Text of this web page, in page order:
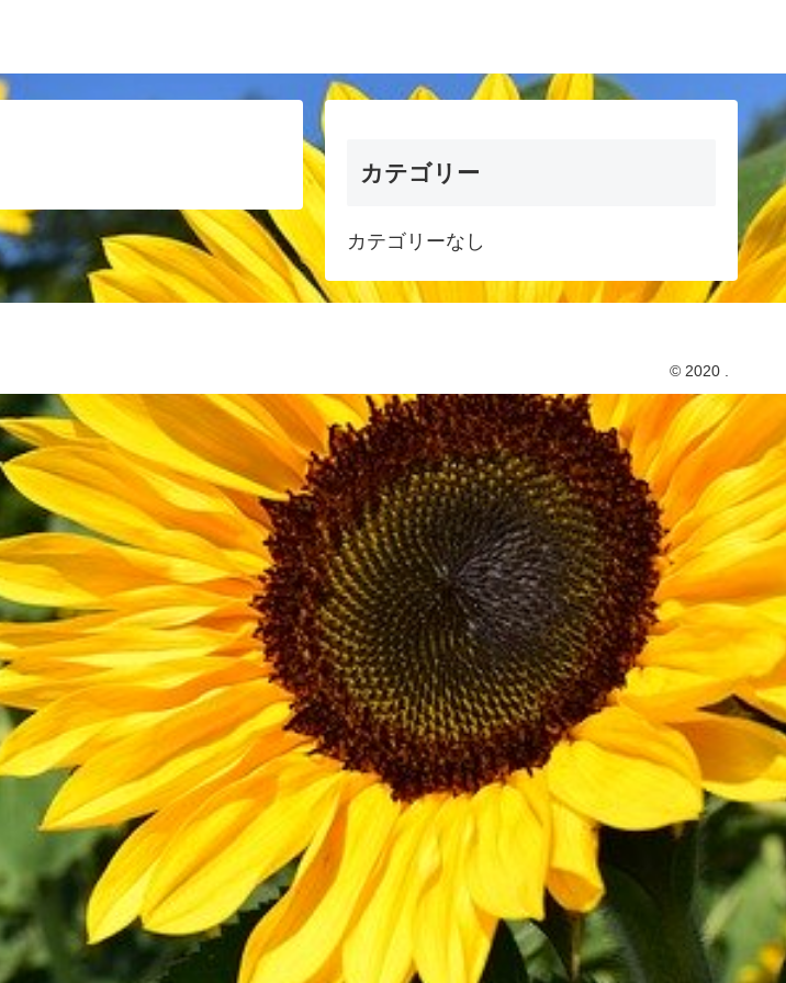
カテゴリー
カテゴリーなし
© 2020 .